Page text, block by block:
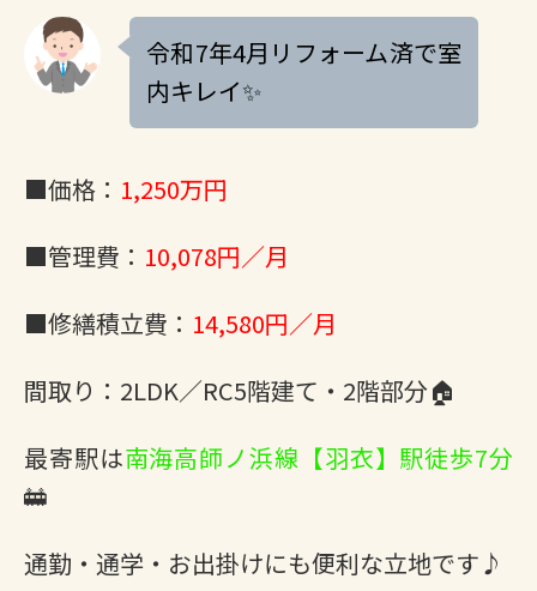
令和7年4月リフォーム済で室
内キレイ✨
■価格： 1,250万円
■管理費： 10,078円／月
■修繕積立費： 14,580円／月
間取り：2LDK／RC5階建て・2階部分🏠
最寄駅は南海高師ノ浜線【羽衣】駅徒歩7分
🚋
通勤・通学・お出掛けにも便利な立地です♪